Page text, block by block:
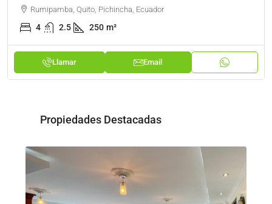
Rumipamba, Quito, Pichincha, Ecuador
4 2.5 250 m²
Llamar Email
Propiedades Destacadas